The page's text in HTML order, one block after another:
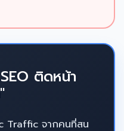
ติดหน้า
Traffic จากคนที่สน